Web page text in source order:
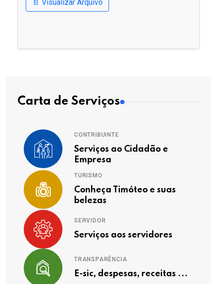
📄 Visualizar Arquivo
Carta de Serviços
CONTRIBUINTE
Serviços ao Cidadão e
Empresa
TURISMO
Conheça Timóteo e suas
belezas
SERVIDOR
Serviços aos servidores
TRANSPARÊNCIA
E-sic, despesas, receitas ...